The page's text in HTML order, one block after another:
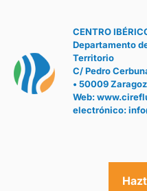
o
CENTRO
Departamento
Territorio
C/ Pedro
• 50009
Web:
electrónico: